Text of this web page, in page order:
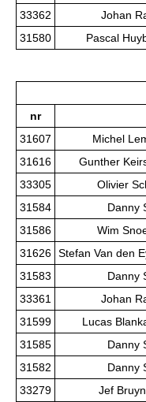
33362
Johan
31580
Pascal
nr
31607
Michel
31616
Gunther
33305
Olivier
31584
Danny
31586
Wim
31626 Stefan Van den
31583
Danny
33361
Johan
31599
Lucas
31585
Danny
31582
Danny
33279
Jef